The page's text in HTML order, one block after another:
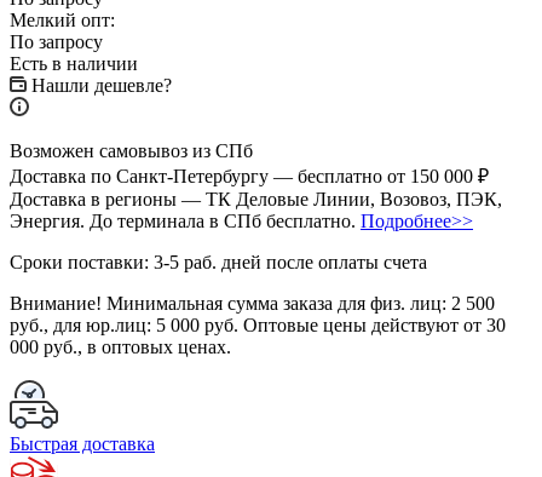
Мелкий опт:
По запросу
Есть в наличии
Нашли дешевле?
Возможен самовывоз из СПб
Доставка по Санкт-Петербургу — бесплатно от 150 000 ₽
Доставка в регионы — ТК Деловые Линии, Возовоз, ПЭК,
Энергия. До терминала в СПб бесплатно. Подробнее>>
Сроки поставки: 3-5 раб. дней после оплаты счета
Внимание! Минимальная сумма заказа для физ. лиц: 2 500
руб., для юр.лиц: 5 000 руб. Оптовые цены действуют от 30
000 руб., в оптовых ценах.
Быстрая доставка